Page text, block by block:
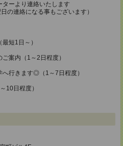
ターより連絡いたします
の連絡になる事もございます）
短1日～）
案内（1～2日程度）
行きます◎（1～7日程度）
10日程度）